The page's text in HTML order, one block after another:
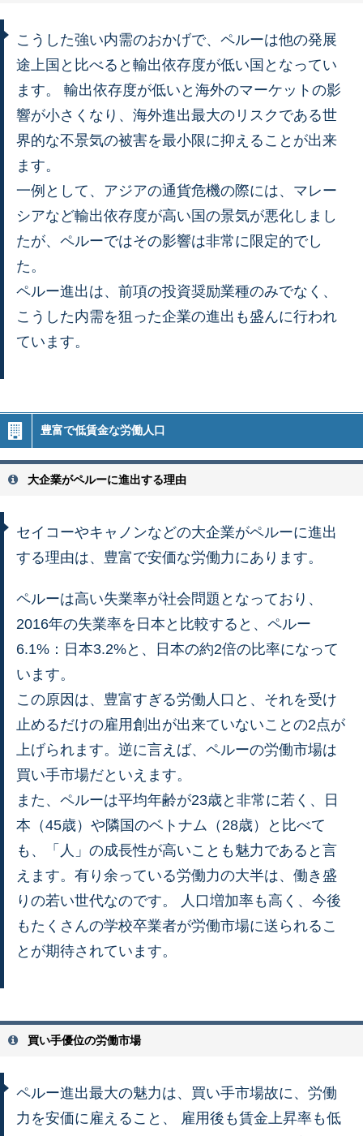
こうした強い内需のおかげで、ペルーは他の発展
途上国と比べると輸出依存度が低い国となってい
ます。 輸出依存度が低いと海外のマーケットの影
響が小さくなり、海外進出最大のリスクである世
界的な不景気の被害を最小限に抑えることが出来
ます。
一例として、アジアの通貨危機の際には、マレー
シアなど輸出依存度が高い国の景気が悪化しまし
たが、ペルーではその影響は非常に限定的でし
た。
ペルー進出は、前項の投資奨励業種のみでなく、
こうした内需を狙った企業の進出も盛んに行われ
ています。
豊富で低賃金な労働人口
大企業がペルーに進出する理由
セイコーやキャノンなどの大企業がペルーに進出
する理由は、豊富で安価な労働力にあります。
ペルーは高い失業率が社会問題となっており、
2016年の失業率を日本と比較すると、ペルー
6.1%：日本3.2%と、日本の約2倍の比率になって
います。
この原因は、豊富すぎる労働人口と、それを受け
止めるだけの雇用創出が出来ていないことの2点が
上げられます。逆に言えば、ペルーの労働市場は
買い手市場だといえます。
また、ペルーは平均年齢が23歳と非常に若く、日
本（45歳）や隣国のベトナム（28歳）と比べて
も、「人」の成長性が高いことも魅力であると言
えます。有り余っている労働力の大半は、働き盛
りの若い世代なのです。 人口増加率も高く、今後
もたくさんの学校卒業者が労働市場に送られるこ
とが期待されています。
買い手優位の労働市場
ペルー進出最大の魅力は、買い手市場故に、労働
力を安価に雇えること、 雇用後も賃金上昇率も低